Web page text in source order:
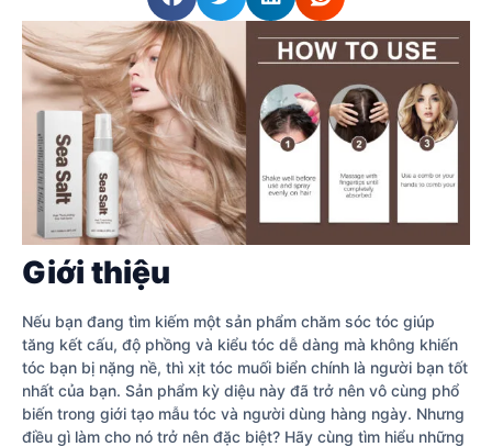
Giới thiệu
Nếu bạn đang tìm kiếm một sản phẩm chăm sóc tóc giúp
tăng kết cấu, độ phồng và kiểu tóc dễ dàng mà không khiến
tóc bạn bị nặng nề, thì xịt tóc muối biển chính là người bạn tốt
nhất của bạn. Sản phẩm kỳ diệu này đã trở nên vô cùng phổ
biến trong giới tạo mẫu tóc và người dùng hàng ngày. Nhưng
điều gì làm cho nó trở nên đặc biệt? Hãy cùng tìm hiểu những